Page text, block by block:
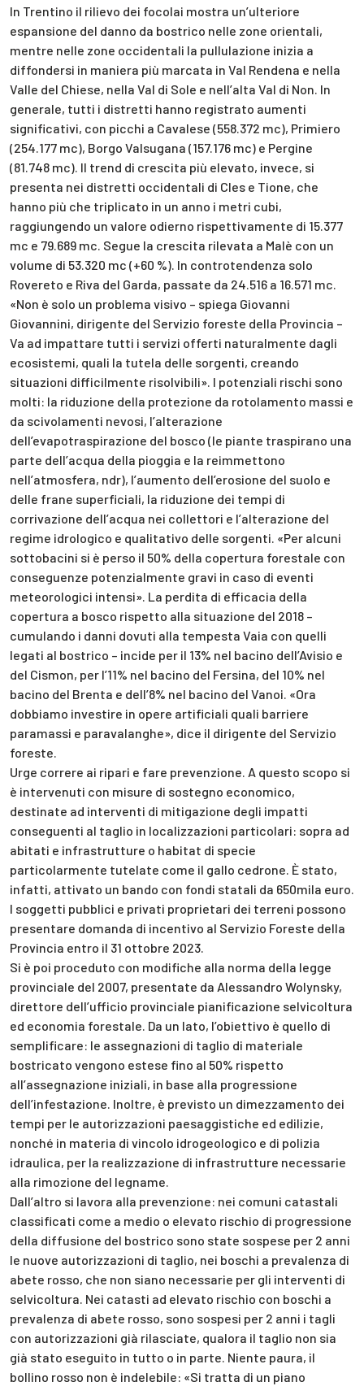
In Trentino il rilievo dei focolai mostra un’ulteriore
espansione del danno da bostrico nelle zone orientali,
mentre nelle zone occidentali la pullulazione inizia a
diffondersi in maniera più marcata in Val Rendena e nella
Valle del Chiese, nella Val di Sole e nell’alta Val di Non. In
generale, tutti i distretti hanno registrato aumenti
significativi, con picchi a Cavalese (558.372 mc), Primiero
(254.177 mc), Borgo Valsugana (157.176 mc) e Pergine
(81.748 mc). Il trend di crescita più elevato, invece, si
presenta nei distretti occidentali di Cles e Tione, che
hanno più che triplicato in un anno i metri cubi,
raggiungendo un valore odierno rispettivamente di 15.377
mc e 79.689 mc. Segue la crescita rilevata a Malè con un
volume di 53.320 mc (+60 %). In controtendenza solo
Rovereto e Riva del Garda, passate da 24.516 a 16.571 mc.
«Non è solo un problema visivo – spiega Giovanni
Giovannini, dirigente del Servizio foreste della Provincia –
Va ad impattare tutti i servizi offerti naturalmente dagli
ecosistemi, quali la tutela delle sorgenti, creando
situazioni difficilmente risolvibili». I potenziali rischi sono
molti: la riduzione della protezione da rotolamento massi e
da scivolamenti nevosi, l’alterazione
dell’evapotraspirazione del bosco (le piante traspirano una
parte dell’acqua della pioggia e la reimmettono
nell’atmosfera, ndr), l’aumento dell’erosione del suolo e
delle frane superficiali, la riduzione dei tempi di
corrivazione dell’acqua nei collettori e l’alterazione del
regime idrologico e qualitativo delle sorgenti. «Per alcuni
sottobacini si è perso il 50% della copertura forestale con
conseguenze potenzialmente gravi in caso di eventi
meteorologici intensi». La perdita di efficacia della
copertura a bosco rispetto alla situazione del 2018 –
cumulando i danni dovuti alla tempesta Vaia con quelli
legati al bostrico – incide per il 13% nel bacino dell’Avisio e
del Cismon, per l’11% nel bacino del Fersina, del 10% nel
bacino del Brenta e dell’8% nel bacino del Vanoi. «Ora
dobbiamo investire in opere artificiali quali barriere
paramassi e paravalanghe», dice il dirigente del Servizio
foreste.
Urge correre ai ripari e fare prevenzione. A questo scopo si
è intervenuti con misure di sostegno economico,
destinate ad interventi di mitigazione degli impatti
conseguenti al taglio in localizzazioni particolari: sopra ad
abitati e infrastrutture o habitat di specie
particolarmente tutelate come il gallo cedrone. È stato,
infatti, attivato un bando con fondi statali da 650mila euro.
I soggetti pubblici e privati proprietari dei terreni possono
presentare domanda di incentivo al Servizio Foreste della
Provincia entro il 31 ottobre 2023.
Si è poi proceduto con modifiche alla norma della legge
provinciale del 2007, presentate da Alessandro Wolynsky,
direttore dell’ufficio provinciale pianificazione selvicoltura
ed economia forestale. Da un lato, l’obiettivo è quello di
semplificare: le assegnazioni di taglio di materiale
bostricato vengono estese fino al 50% rispetto
all’assegnazione iniziali, in base alla progressione
dell’infestazione. Inoltre, è previsto un dimezzamento dei
tempi per le autorizzazioni paesaggistiche ed edilizie,
nonché in materia di vincolo idrogeologico e di polizia
idraulica, per la realizzazione di infrastrutture necessarie
alla rimozione del legname.
Dall’altro si lavora alla prevenzione: nei comuni catastali
classificati come a medio o elevato rischio di progressione
della diffusione del bostrico sono state sospese per 2 anni
le nuove autorizzazioni di taglio, nei boschi a prevalenza di
abete rosso, che non siano necessarie per gli interventi di
selvicoltura. Nei catasti ad elevato rischio con boschi a
prevalenza di abete rosso, sono sospesi per 2 anni i tagli
con autorizzazioni già rilasciate, qualora il taglio non sia
già stato eseguito in tutto o in parte. Niente paura, il
bollino rosso non è indelebile: «Si tratta di un piano